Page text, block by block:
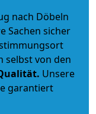
nach Döbeln
Sachen sicher
selbst von den
. Unsere
garantiert